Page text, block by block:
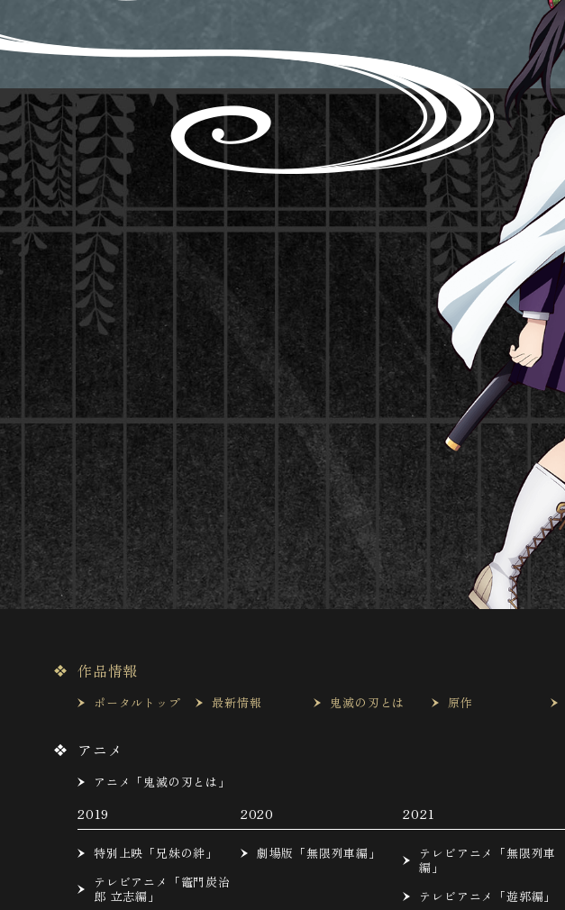
作品情報
ポータルトップ 最新情報 鬼滅の刃とは 原作
アニメ
アニメ「鬼滅の刃とは」
2019
特別上映「兄妹の絆」
テレビアニメ「竈門炭治
郎 立志編」
2020
劇場版「無限列車編」
2021
テレビアニメ「無限列車
編」
テレビアニメ「遊郭編」